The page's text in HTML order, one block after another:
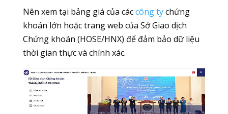
Nên xem tại bảng giá của cáccông tychứng
khoán lớn hoặc trang web của Sở Giao dịch
Chứng khoán (HOSE/HNX) để đảm bảo dữ liệu
thời gian thực và chính xác.